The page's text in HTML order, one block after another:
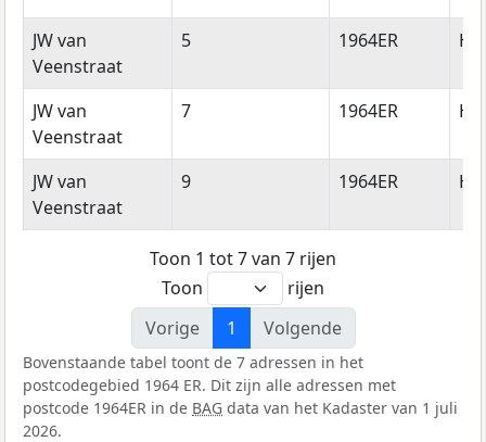
JW van
Veenstraat
5 1964ER
JW van
Veenstraat
7 1964ER
JW van
Veenstraat
9 1964ER
Toon 1 tot 7 van 7 rijen
Toon
rijen
Vorige
1 Volgende
Bovenstaande tabel toont de 7 adressen in het
postcodegebied 1964 ER. Dit zijn alle adressen met
postcode 1964ER in de BAG data van het Kadaster van 1 juli
2026.